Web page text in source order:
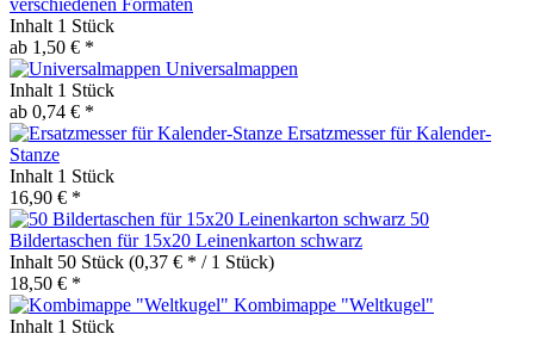
Inhalt 1 Stück
ab 1,50 € *
Universalmappen
Inhalt 1 Stück
ab 0,74 € *
Ersatzmesser für Kalender-
Stanze
Inhalt 1 Stück
16,90 € *
50
Bildertaschen für 15x20 Leinenkarton schwarz
Inhalt 50 Stück (0,37 € * / 1 Stück)
18,50 € *
Kombimappe "Weltkugel"
Inhalt 1 Stück